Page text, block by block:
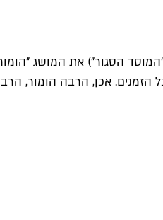
הסגור") את המושג
הזמנים. אכן, הרבה הומור,